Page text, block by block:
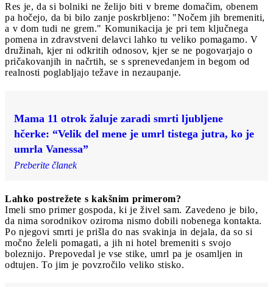
Res je, da si bolniki ne želijo biti v breme domačim, obenem
pa hočejo, da bi bilo zanje poskrbljeno: "Nočem jih bremeniti,
a v dom tudi ne grem." Komunikacija je pri tem ključnega
pomena in zdravstveni delavci lahko tu veliko pomagamo. V
družinah, kjer ni odkritih odnosov, kjer se ne pogovarjajo o
pričakovanjih in načrtih, se s sprenevedanjem in begom od
realnosti poglabljajo težave in nezaupanje.
Mama 11 otrok žaluje zaradi smrti ljubljene
hčerke: “Velik del mene je umrl tistega jutra, ko je
umrla Vanessa”
Preberite članek
Lahko postrežete s kakšnim primerom?
Imeli smo primer gospoda, ki je živel sam. Zavedeno je bilo,
da nima sorodnikov oziroma nismo dobili nobenega kontakta.
Po njegovi smrti je prišla do nas svakinja in dejala, da so si
močno želeli pomagati, a jih ni hotel bremeniti s svojo
boleznijo. Prepovedal je vse stike, umrl pa je osamljen in
odtujen. To jim je povzročilo veliko stisko.